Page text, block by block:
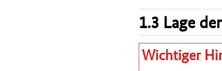
1.3 Lage
Wichtiger